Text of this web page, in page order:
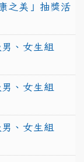
之美」抽獎活
、女生組
、女生組
、女生組